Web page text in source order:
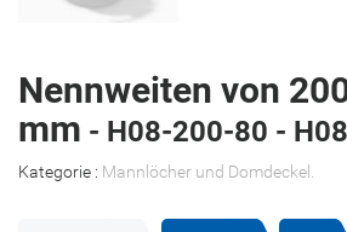
Nennweiten von
mm - H08-200-80 -
Kategorie : Mannlöcher und Domdeckel